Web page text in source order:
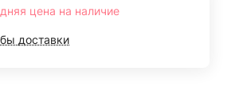
цена на наличие
доставки